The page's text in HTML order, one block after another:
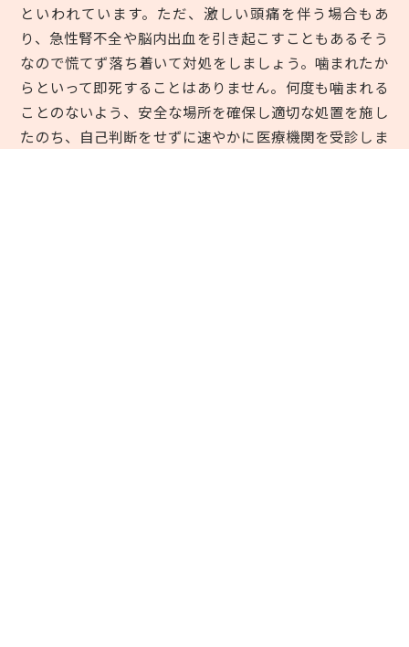
といわれています。ただ、激しい頭痛を伴う場合もあ
り、急性腎不全や脳内出血を引き起こすこともあるそう
なので慌てず落ち着いて対処をしましょう。噛まれたか
らといって即死することはありません。何度も噛まれる
ことのないよう、安全な場所を確保し適切な処置を施し
たのち、自己判断をせずに速やかに医療機関を受診しま